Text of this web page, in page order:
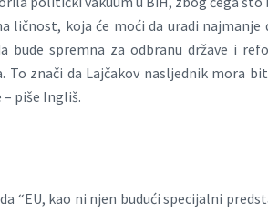
ličnost, koja će moći da uradi najmanje
bude spremna za odbranu države i
To znači da Lajčakov nasljednik mora
piše Ingliš.
“EU, kao ni njen budući specijalni